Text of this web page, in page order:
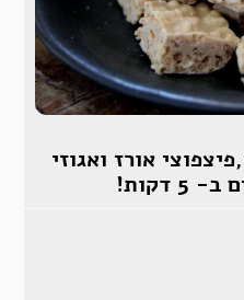
אורז ואגוזי
דקות!